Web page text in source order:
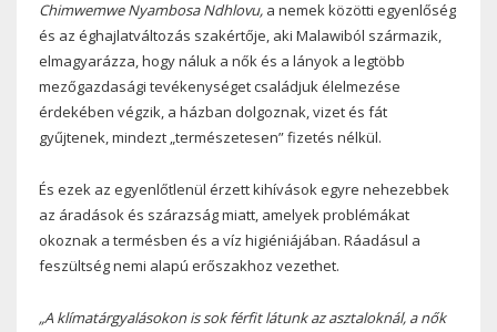
Chimwemwe Nyambosa Ndhlovu, a nemek közötti egyenlőség
és az éghajlatváltozás szakértője, aki Malawiból származik,
elmagyarázza, hogy náluk a nők és a lányok a legtöbb
mezőgazdasági tevékenységet családjuk élelmezése
érdekében végzik, a házban dolgoznak, vizet és fát
gyűjtenek, mindezt „természetesen” fizetés nélkül.
És ezek az egyenlőtlenül érzett kihívások egyre nehezebbek
az áradások és szárazság miatt, amelyek problémákat
okoznak a termésben és a víz higiéniájában. Ráadásul a
feszültség nemi alapú erőszakhoz vezethet.
„A klímatárgyalásokon is sok férfit látunk az asztaloknál, a nők